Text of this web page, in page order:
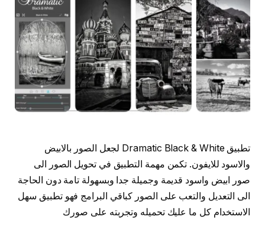
تطبيق Dramatic Black & White لجعل الصور بالابيض
والاسود للايفون. تكمن مهمة التطبيق في تحويل الصور الى
صور ابيض واسود قديمة وجميلة جدا وبسهولة تامة دون الحاجة
الى التعديل والتعب على الصور كباقي البرامج فهو تطبيق سهل
الاستخدام كل ما عليك تحميله وتجربته على صورك